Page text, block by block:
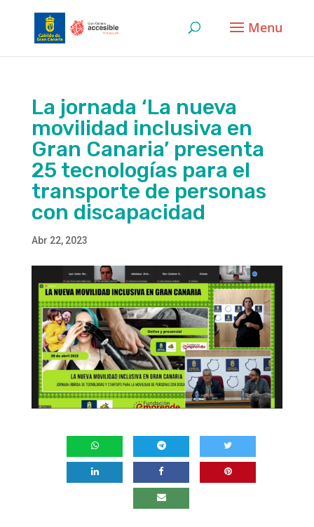
content
La jornada ‘La nueva
movilidad inclusiva en
Gran Canaria’ presenta
25 tecnologías para el
transporte de personas
con discapacidad
Abr 22, 2023